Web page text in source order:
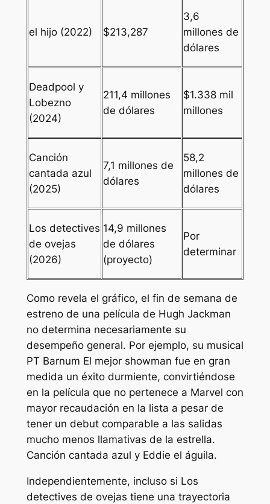
el hijo (2022) $213,287
3,6
millones de
dólares
Deadpool y
Lobezno
(2024)
211,4 millones
de dólares
$1.338 mil
millones
Canción
cantada azul
(2025)
7,1 millones de
dólares
58,2
millones de
dólares
Los detectives
de ovejas
(2026)
14,9 millones
de dólares
(proyecto)
Por
determinar
Como revela el gráfico, el fin de semana de
estreno de una película de Hugh Jackman
no determina necesariamente su
desempeño general. Por ejemplo, su musical
PT Barnum El mejor showman fue en gran
medida un éxito durmiente, convirtiéndose
en la película que no pertenece a Marvel con
mayor recaudación en la lista a pesar de
tener un debut comparable a las salidas
mucho menos llamativas de la estrella.
Canción cantada azul y Eddie el águila.
Independientemente, incluso si Los
detectives de ovejas tiene una trayectoria